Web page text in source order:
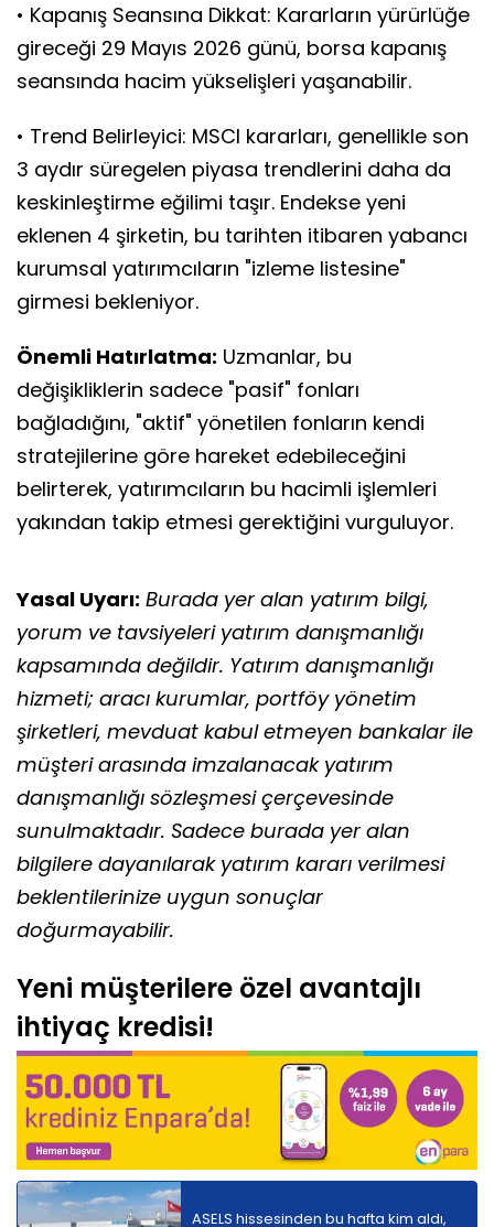
• Kapanış Seansına Dikkat: Kararların yürürlüğe
gireceği 29 Mayıs 2026 günü, borsa kapanış
seansında hacim yükselişleri yaşanabilir.
• Trend Belirleyici: MSCI kararları, genellikle son
3 aydır süregelen piyasa trendlerini daha da
keskinleştirme eğilimi taşır. Endekse yeni
eklenen 4 şirketin, bu tarihten itibaren yabancı
kurumsal yatırımcıların "izleme listesine"
girmesi bekleniyor.
Önemli Hatırlatma: Uzmanlar, bu
değişikliklerin sadece "pasif" fonları
bağladığını, "aktif" yönetilen fonların kendi
stratejilerine göre hareket edebileceğini
belirterek, yatırımcıların bu hacimli işlemleri
yakından takip etmesi gerektiğini vurguluyor.
Yasal Uyarı: Burada yer alan yatırım bilgi,
yorum ve tavsiyeleri yatırım danışmanlığı
kapsamında değildir. Yatırım danışmanlığı
hizmeti; aracı kurumlar, portföy yönetim
şirketleri, mevduat kabul etmeyen bankalar ile
müşteri arasında imzalanacak yatırım
danışmanlığı sözleşmesi çerçevesinde
sunulmaktadır. Sadece burada yer alan
bilgilere dayanılarak yatırım kararı verilmesi
beklentilerinize uygun sonuçlar
doğurmayabilir.
Yeni müşterilere özel avantajlı
ihtiyaç kredisi!
ASELS hissesinden bu hafta kim aldı,